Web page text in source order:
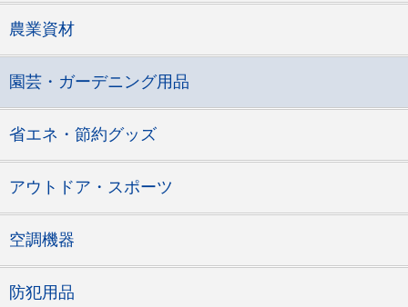
農業資材
園芸・ガーデニング用品
省エネ・節約グッズ
アウトドア・スポーツ
空調機器
防犯用品